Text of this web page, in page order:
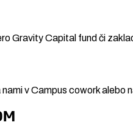
Gravity Capital fund či
v Campus cowork alebo